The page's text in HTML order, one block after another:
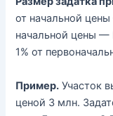
от начальной
начальной цены
1% от
Пример. Участок
ценой 3 млн.